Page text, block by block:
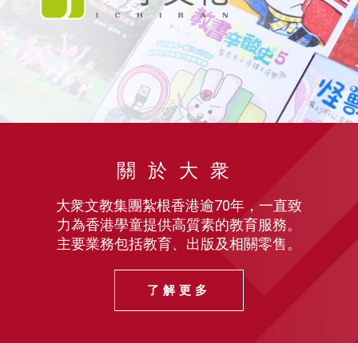
關於大衆
大衆文教集團紮根香港逾70年，一直致
力為香港學童提供高質素的教育服務。
主要業務包括教育、出版及相關零售。
了解更多